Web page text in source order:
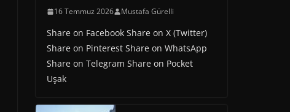
16 Temmuz 2026 Mustafa Gürelli
Share on Facebook Share on X (Twitter)
Share on Pinterest Share on WhatsApp
Share on Telegram Share on Pocket
Uşak